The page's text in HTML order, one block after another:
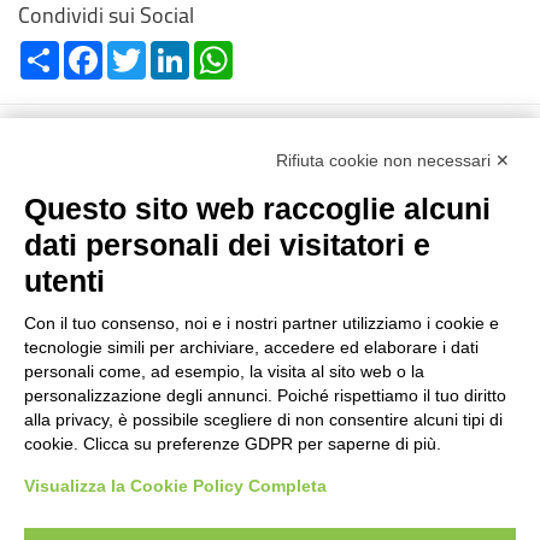
Condividi sui Social
Share FacebookTwitterLinkedIn
Reg. Impr. C.C.I.A.A. 01996640239
R.E.A. 210602
Cod. Fisc. e P. IVA 01996640239
Informazioni
Case History
FAQ
Privacy (GDPR – Reg. U.E. 679/16)
Rifiuta cookie non necessari ✕
Questo sito web raccoglie alcuni
dati personali dei visitatori e
utenti
Con il tuo consenso, noi e i nostri partner utilizziamo i cookie e
tecnologie simili per archiviare, accedere ed elaborare i dati
personali come, ad esempio, la visita al sito web o la
personalizzazione degli annunci. Poiché rispettiamo il tuo diritto
alla privacy, è possibile scegliere di non consentire alcuni tipi di
cookie. Clicca su preferenze GDPR per saperne di più.
Visualizza la Cookie Policy Completa